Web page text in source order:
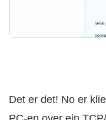
Det er det! No er